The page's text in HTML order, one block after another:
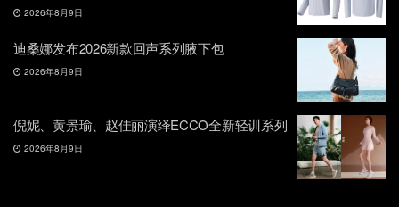
2026年8月9日
迪桑娜发布2026新款回声系列腋下包
2026年8月9日
倪妮、黄景瑜、赵佳丽演绎ECCO全新轻训系列
2026年8月9日